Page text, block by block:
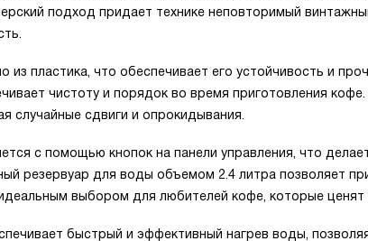
подход придает технике неповторимый
из пластика, что обеспечивает его устойчивость и
чистоту и порядок во время приготовления
случайные сдвиги и опрокидывания.
с помощью кнопок на панели управления, что
резервуар для воды объемом 2.4 литра позволяет
выбором для любителей кофе, которые ценят
быстрый и эффективный нагрев воды,